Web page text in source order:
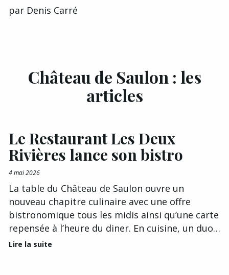
par Denis Carré
Château de Saulon : les
articles
Le Restaurant Les Deux
Rivières lance son bistro
4 mai 2026
La table du Château de Saulon ouvre un
nouveau chapitre culinaire avec une offre
bistronomique tous les midis ainsi qu’une carte
repensée à l’heure du diner. En cuisine, un duo…
Lire la suite